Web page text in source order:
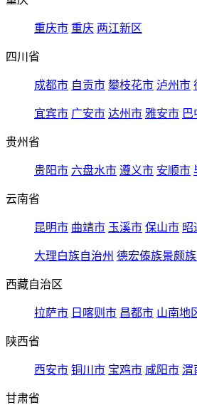
重庆市 重庆 两江新区
四川省
成都市 自贡市 攀枝花市 泸州市
宜宾市 广安市 达州市 雅安市 巴
贵州省
贵阳市 六盘水市 遵义市 安顺市
云南省
昆明市 曲靖市 玉溪市 保山市 昭
大理白族自治州 德宏傣族景颇
西藏自治区
拉萨市 日喀则市 昌都市 山南地
陕西省
西安市 铜川市 宝鸡市 咸阳市 渭
甘肃省